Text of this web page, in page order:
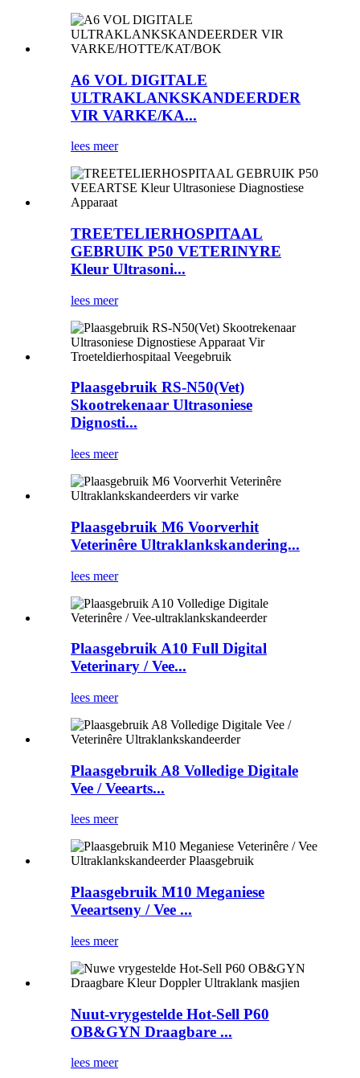
A6 VOL DIGITALE
ULTRAKLANKSKANDEERDER
VIR VARKE/KA...
lees meer
TREETELIERHOSPITAAL
GEBRUIK P50 VETERINYRE
Kleur Ultrasoni...
lees meer
Plaasgebruik RS-N50(Vet)
Skootrekenaar Ultrasoniese
Dignosti...
lees meer
Plaasgebruik M6 Voorverhit
Veterinêre Ultraklankskandering...
lees meer
Plaasgebruik A10 Full Digital
Veterinary / Vee...
lees meer
Plaasgebruik A8 Volledige Digitale
Vee / Veearts...
lees meer
Plaasgebruik M10 Meganiese
Veeartseny / Vee ...
lees meer
Nuut-vrygestelde Hot-Sell P60
OB&GYN Draagbare ...
lees meer